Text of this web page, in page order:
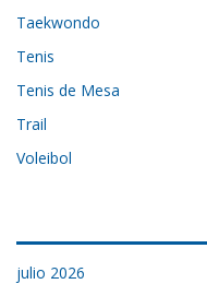
Taekwondo
Tenis
Tenis de Mesa
Trail
Voleibol
julio 2026